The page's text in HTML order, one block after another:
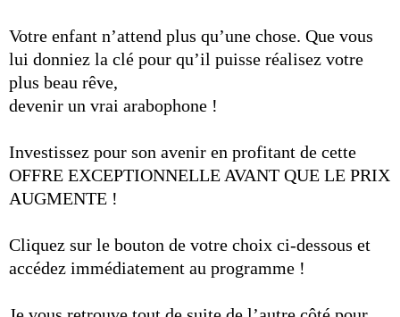
Votre enfant n’attend plus qu’une chose. Que vous
lui donniez la clé pour qu’il puisse réalisez votre
plus beau rêve,
devenir un vrai arabophone !
Investissez pour son avenir en profitant de cette
OFFRE EXCEPTIONNELLE AVANT QUE LE PRIX
AUGMENTE !
Cliquez sur le bouton de votre choix ci-dessous et
accédez immédiatement au programme !